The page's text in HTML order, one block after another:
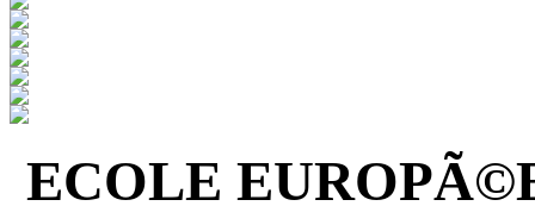
ECOLE